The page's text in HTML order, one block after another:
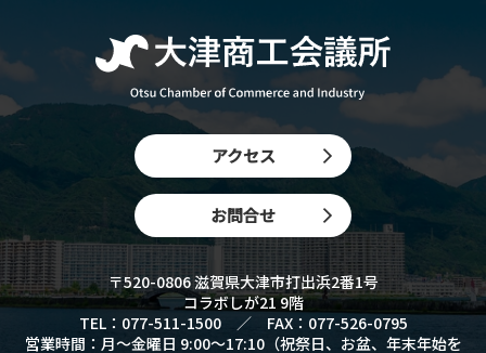
アクセス
お問合せ
〒520-0806 滋賀県大津市打出浜2番1号
コラボしが21 9階
TEL：077-511-1500 ／ FAX：077-526-0795
営業時間：月〜金曜日 9:00〜17:10（祝祭日、お盆、年末年始を